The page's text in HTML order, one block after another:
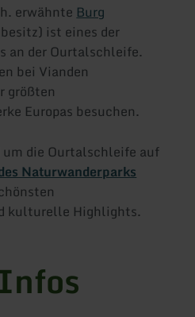
erwähnte Burg
ist eines der
der Ourtalschleife.
bei Vianden
größten
Europas besuchen.
um die Ourtalschleife auf
Naturwanderparks
kulturelle Highlights.